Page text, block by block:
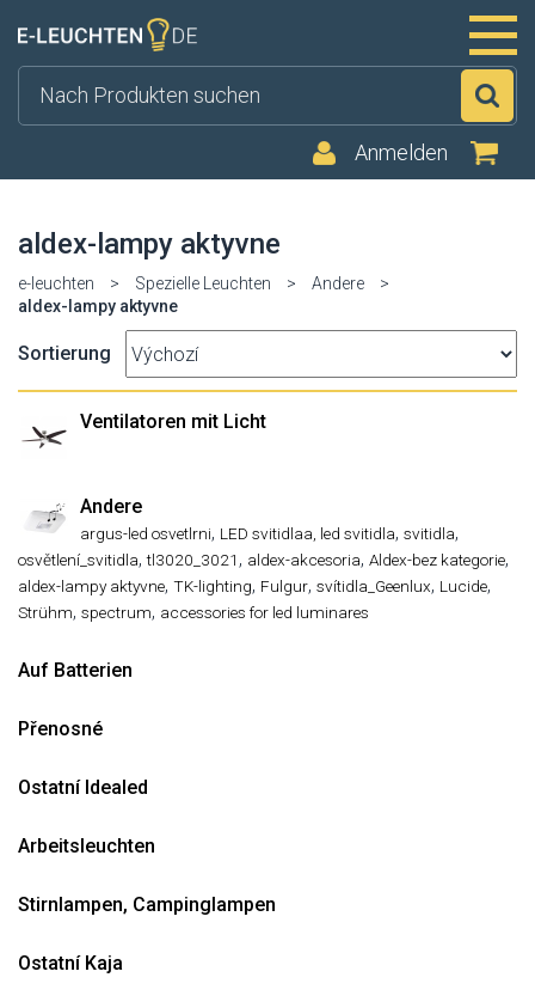
Anmelden
aldex-lampy aktyvne
e-leuchten > Spezielle Leuchten > Andere
>
aldex-lampy aktyvne
Sortierung
Ventilatoren mit Licht
Andere
argus-led osvetlrni, LED svitidlaa, led svitidla, svitidla,
osvětlení_svitidla,tl3020_3021 , aldex-akcesoria, Aldex-bez kategorie,
aldex-lampy aktyvne, TK-lighting, Fulgur, svítidla_Geenlux, Lucide,
Strühm, spectrum, accessories for led luminares
Auf Batterien
Přenosné
Ostatní Idealed
Arbeitsleuchten
Stirnlampen, Campinglampen
Ostatní Kaja